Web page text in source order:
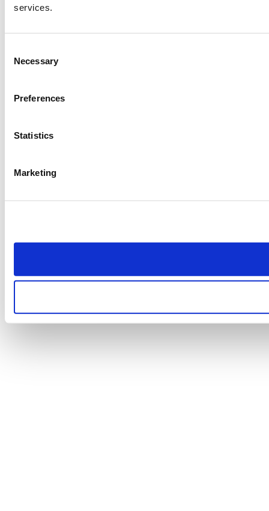
services.
Selection
Necessary
Preferences
Statistics
Marketing